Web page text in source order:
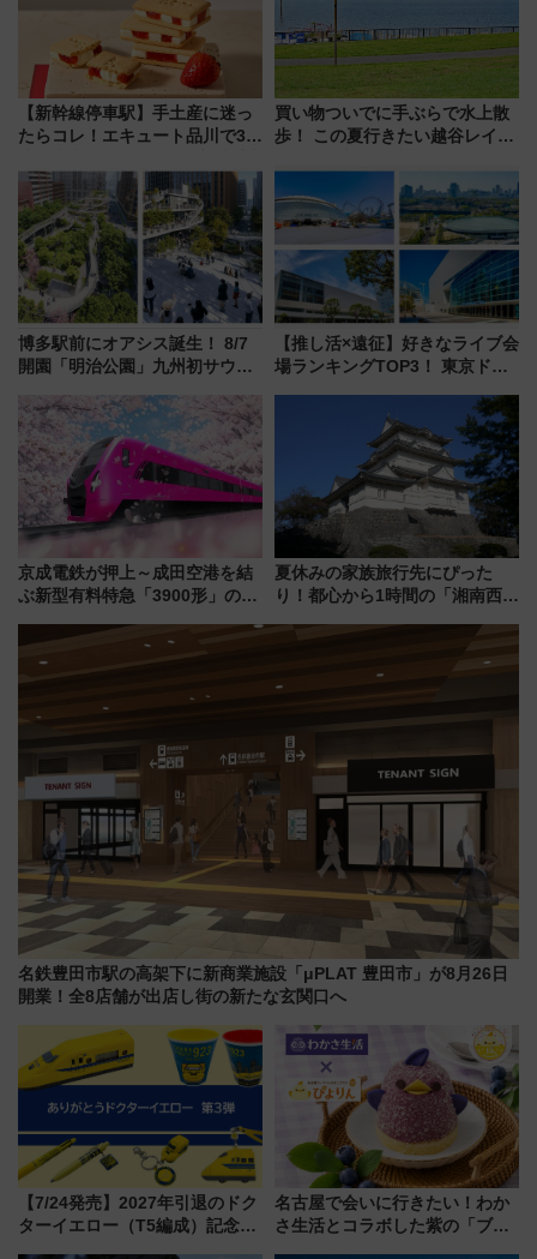
【新幹線停車駅】手土産に迷っ
たらコレ！エキュート品川で3年
産スイーツとは？
買い物ついでに手ぶらで水上散
歩！ この夏行きたい越谷レイク
ア「LAKESIDE PARK」（埼玉
県越谷市）
博多駅前にオアシス誕生！ 8/7
開園「明治公園」九州初サウナ
品グルメ登場で駅前の過ごし方
はどう変わる？
【推し活×遠征】好きなライブ会
場ランキングTOP3！ 東京ドー
由と交通アクセス術、ライブ会
場に何を求める？
京成電鉄が押上～成田空港を結
ぶ新型有料特急「3900形」のコ
募集も実施
夏休みの家族旅行先にぴった
り！都心から1時間の「湘南西エ
島とは異なる魅力を持つ今夏の
名鉄豊田市駅の高架下に新商業施設「μPLAT 豊田市」が8月26日
開業！全8店舗が出店し街の新たな玄関口へ
【7/24発売】2027年引退のドク
ターイエロー（T5編成）記念グ
名古屋で会いに行きたい！わか
さ生活とコラボした紫の「ブル